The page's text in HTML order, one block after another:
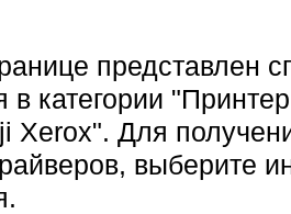
представлен
в категории
Xerox". Для
выберите